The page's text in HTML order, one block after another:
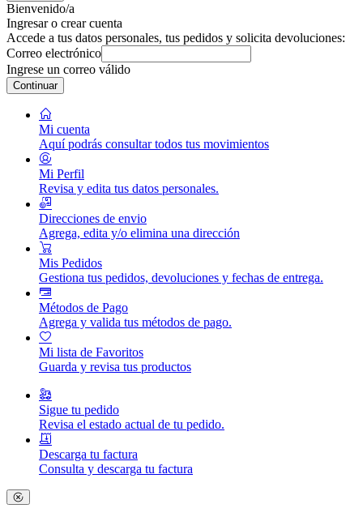
Bienvenido/a
Ingresar o crear cuenta
Accede a tus datos personales, tus pedidos y solicita devoluciones:
Correo electrónico
Ingrese un correo válido
Continuar
Mi cuenta
Aquí podrás consultar todos tus movimientos
Mi Perfil
Revisa y edita tus datos personales.
Direcciones de envio
Agrega, edita y/o elimina una dirección
Mis Pedidos
Gestiona tus pedidos, devoluciones y fechas de entrega.
Métodos de Pago
Agrega y valida tus métodos de pago.
Mi lista de Favoritos
Guarda y revisa tus productos
Sigue tu pedido
Revisa el estado actual de tu pedido.
Descarga tu factura
Consulta y descarga tu factura